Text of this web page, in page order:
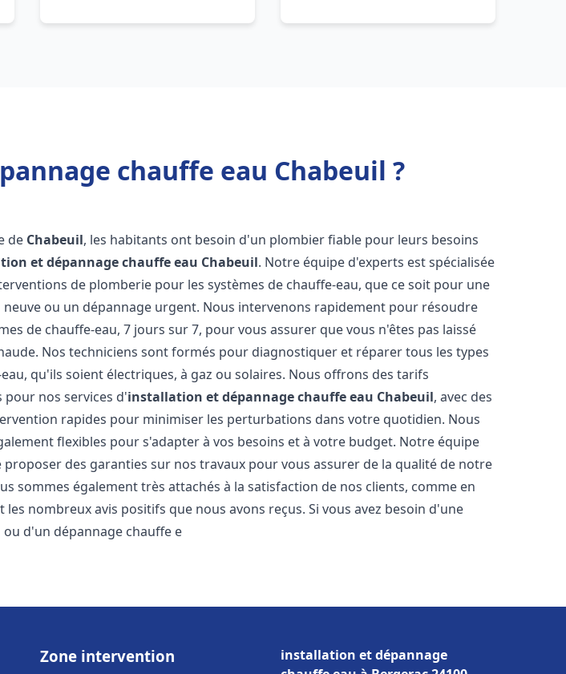
chauffe eau Chabeuil ?
de Chabeuil, les habitants ont besoin d'un plombier fiable pour leurs besoins
et dépannage chauffe eau Chabeuil. Notre équipe d'experts est spécialisée
de plomberie pour les systèmes de chauffe-eau, que ce soit pour une
ou un dépannage urgent. Nous intervenons rapidement pour résoudre
de chauffe-eau, 7 jours sur 7, pour vous assurer que vous n'êtes pas laissé
Nos techniciens sont formés pour diagnostiquer et réparer tous les types
qu'ils soient électriques, à gaz ou solaires. Nous offrons des tarifs
nos services d'installation et dépannage chauffe eau Chabeuil, avec des
rapides pour minimiser les perturbations dans votre quotidien. Nous
flexibles pour s'adapter à vos besoins et à votre budget. Notre équipe
proposer des garanties sur nos travaux pour vous assurer de la qualité de notre
sommes également très attachés à la satisfaction de nos clients, comme en
les nombreux avis positifs que nous avons reçus. Si vous avez besoin d'une
d'un dépannage chauffe e
Zone intervention
installation et dépannage